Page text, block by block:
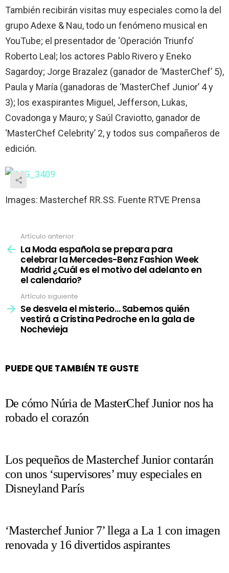
También recibirán visitas muy especiales como la del
grupo Adexe & Nau, todo un fenómeno musical en
YouTube; el presentador de ‘Operación Triunfo’
Roberto Leal; los actores Pablo Rivero y Eneko
Sagardoy; Jorge Brazalez (ganador de ‘MasterChef’ 5),
Paula y María (ganadoras de ‘MasterChef Junior’ 4 y
3); los exaspirantes Miguel, Jefferson, Lukas,
Covadonga y Mauro; y Saúl Craviotto, ganador de
‘MasterChef Celebrity’ 2, y todos sus compañeros de
edición.
Images: Masterchef RR.SS. Fuente RTVE Prensa
más
Artículo anterior
La Moda española se prepara para
celebrar la Mercedes-Benz Fashion Week
Madrid ¿Cuál es el motivo del adelanto en
el calendario?
Artículo siguiente
Se desvela el misterio… Sabemos quién
vestirá a Cristina Pedroche en la gala de
Nochevieja
PUEDE QUE TAMBIÉN TE GUSTE
De cómo Núria de MasterChef Junior nos ha
robado el corazón
Los pequeños de Masterchef Junior contarán
con unos ‘supervisores’ muy especiales en
Disneyland París
‘Masterchef Junior 7’ llega a La 1 con imagen
renovada y 16 divertidos aspirantes